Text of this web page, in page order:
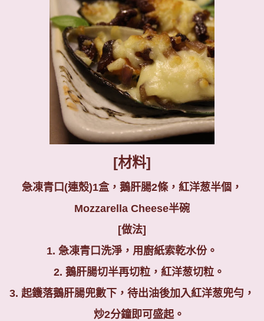
[材料]
急凍青口 (連殼)1盒，鵝肝腸2條，紅洋葱半個，
Mozzarella Cheese半碗
[做法]
1. 急凍青口洗淨，用廚紙索乾水份。
2. 鵝肝腸切半再切粒，紅洋葱切粒。
3. 起鑊落鵝肝腸兜數下，待出油後加入紅洋葱兜勻，
炒2分鐘即可盛起。